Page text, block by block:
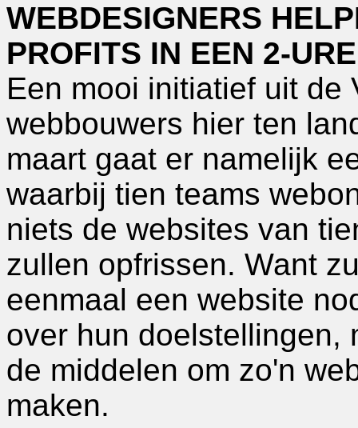
WEBDESIGNERS
PROFITS IN EEN 2-
Een mooi initiatief uit de
webbouwers hier ten
maart gaat er namelijk
waarbij tien teams
niets de websites van
zullen opfrissen. Want
eenmaal een website
over hun doelstellingen,
de middelen om zo'n
maken.